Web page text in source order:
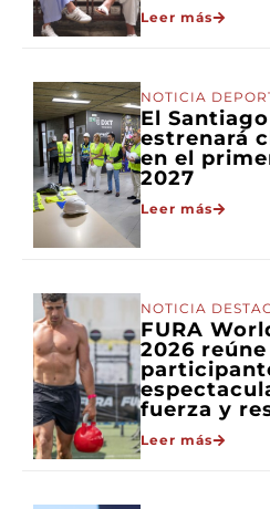
Leer más
NOTICIA
El
estrenará
en el
2027
Leer más
NOTICIA
FURA
2026
fuerza y
Leer más